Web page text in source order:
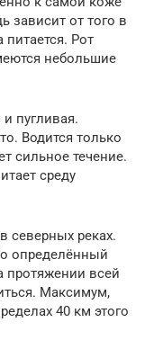
зависит от того в
Рот
небольшие
пугливая.
Водится только
сильное течение.
среду
северных реках.
определённый
протяжении всей
Максимум,
40 км этого